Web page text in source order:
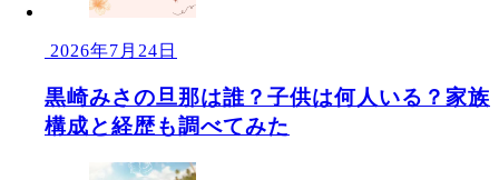
2026年7月24日
黒崎みさの旦那は誰？子供は何人いる？家族
構成と経歴も調べてみた